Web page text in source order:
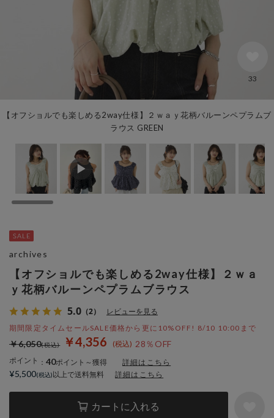
【オフショルでも楽しめる2way仕様】２ｗａｙ花柄バルーンペプラムブ
ラウス GREEN
33
【オフショルでも楽しめる2way仕様】２ｗａ
ｙ花柄バルーンペプラムブラウス
5.0 （2） レビューを見る
期間限定タイムセールSALE価格から更に10%OFF! 8/10 10:00まで
￥4,356 28％OFF
￥6,050
ポイント ： 40ポイント～獲得 詳細はこちら
カートに入れる
archives
¥5,500 以上で送料無料 詳細はこちら